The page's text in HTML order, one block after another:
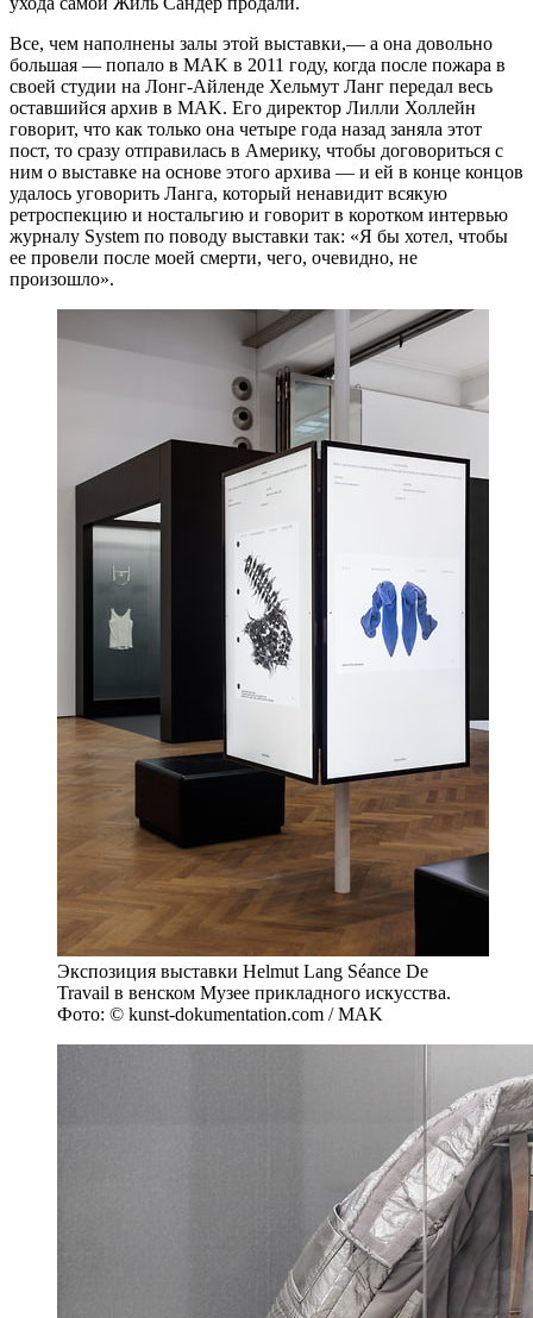
Все, чем наполнены залы этой выставки,— а она довольно
большая — попало в MAK в 2011 году, когда после пожара в
своей студии на Лонг-Айленде Хельмут Ланг передал весь
оставшийся архив в MAK. Его директор Лилли Холлейн
говорит, что как только она четыре года назад заняла этот
пост, то сразу отправилась в Америку, чтобы договориться с
ним о выставке на основе этого архива — и ей в конце концов
удалось уговорить Ланга, который ненавидит всякую
ретроспекцию и ностальгию и говорит в коротком интервью
журналу System по поводу выставки так: «Я бы хотел, чтобы
ее провели после моей смерти, чего, очевидно, не
произошло».
Экспозиция выставки Helmut Lang Séance De
Travail в венском Музее прикладного искусства.
Фото: © kunst-dokumentation.com / MAK